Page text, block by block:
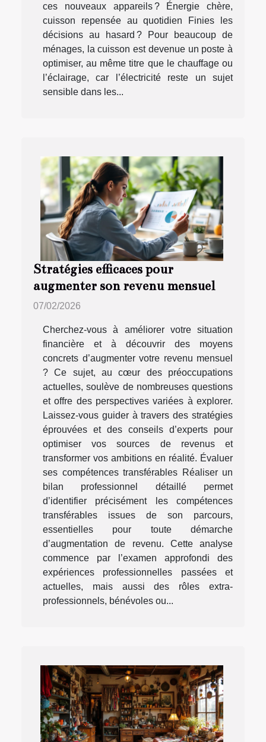
ces nouveaux appareils ? Énergie chère,
cuisson repensée au quotidien Finies les
décisions au hasard ? Pour beaucoup de
ménages, la cuisson est devenue un poste à
optimiser, au même titre que le chauffage ou
l’éclairage, car l’électricité reste un sujet
sensible dans les...
Stratégies efficaces pour
augmenter son revenu mensuel
07/02/2026
Cherchez-vous à améliorer votre situation
financière et à découvrir des moyens
concrets d’augmenter votre revenu mensuel
? Ce sujet, au cœur des préoccupations
actuelles, soulève de nombreuses questions
et offre des perspectives variées à explorer.
Laissez-vous guider à travers des stratégies
éprouvées et des conseils d’experts pour
optimiser vos sources de revenus et
transformer vos ambitions en réalité. Évaluer
ses compétences transférables Réaliser un
bilan professionnel détaillé permet
d’identifier précisément les compétences
transférables issues de son parcours,
essentielles pour toute démarche
d’augmentation de revenu. Cette analyse
commence par l’examen approfondi des
expériences professionnelles passées et
actuelles, mais aussi des rôles extra-
professionnels, bénévoles ou...